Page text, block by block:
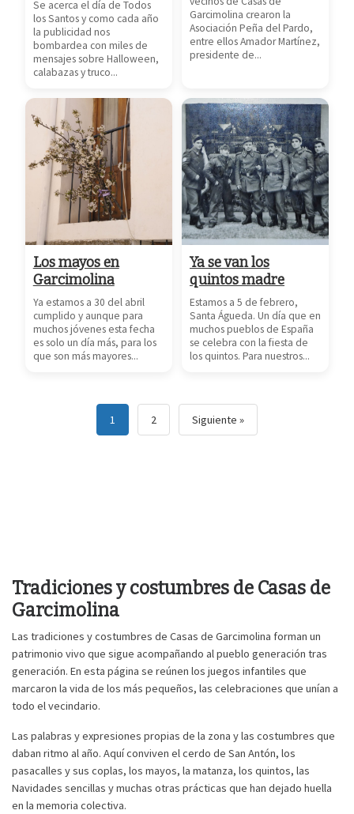
Se acerca el día de Todos
los Santos y como cada año
la publicidad nos
bombardea con miles de
mensajes sobre Halloween,
calabazas y truco...
Garcimolina crearon la
Asociación Peña del Pardo,
entre ellos Amador Martínez,
presidente de...
Los mayos en
Garcimolina
Ya estamos a 30 del abril
cumplido y aunque para
muchos jóvenes esta fecha
es solo un día más, para los
que son más mayores...
Ya se van los
quintos madre
Estamos a 5 de febrero,
Santa Águeda. Un día que en
muchos pueblos de España
se celebra con la fiesta de
los quintos. Para nuestros...
1 2 Siguiente »
Tradiciones y costumbres de Casas de
Garcimolina
Las tradiciones y costumbres de Casas de Garcimolina forman un
patrimonio vivo que sigue acompañando al pueblo generación tras
generación. En esta página se reúnen los juegos infantiles que
marcaron la vida de los más pequeños, las celebraciones que unían a
todo el vecindario.
Las palabras y expresiones propias de la zona y las costumbres que
daban ritmo al año. Aquí conviven el cerdo de San Antón, los
pasacalles y sus coplas, los mayos, la matanza, los quintos, las
Navidades sencillas y muchas otras prácticas que han dejado huella
en la memoria colectiva.